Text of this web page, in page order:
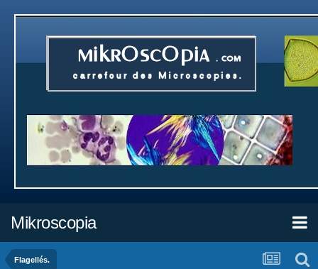
Mikroscopia
Flagellés.